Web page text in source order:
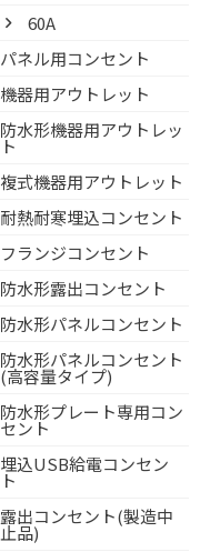
60A
パネル用コンセント
機器用アウトレット
防水形機器用アウトレッ
ト
複式機器用アウトレット
耐熱耐寒埋込コンセント
フランジコンセント
防水形露出コンセント
防水形パネルコンセント
防水形パネルコンセント
(高容量タイプ)
防水形プレート専用コン
セント
埋込USB給電コンセン
ト
露出コンセント(製造中
止品)